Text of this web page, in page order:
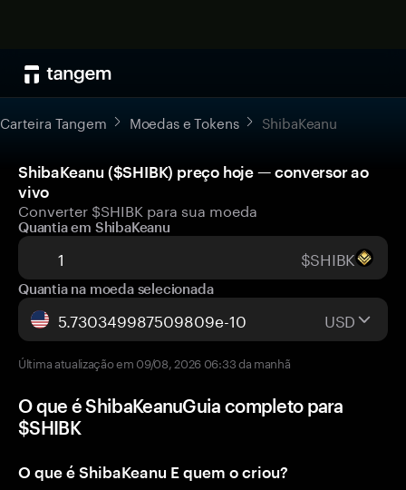
Carteira Tangem Moedas e Tokens ShibaKeanu
ShibaKeanu ($SHIBK) preço hoje — conversor ao
vivo
Converter $SHIBK para sua moeda
Quantia em ShibaKeanu
$SHIBK
Quantia na moeda selecionada
USD
Última atualização em 09/08, 2026 06:33 da manhã
O que é ShibaKeanuGuia completo para
$SHIBK
O que é ShibaKeanu E quem o criou?